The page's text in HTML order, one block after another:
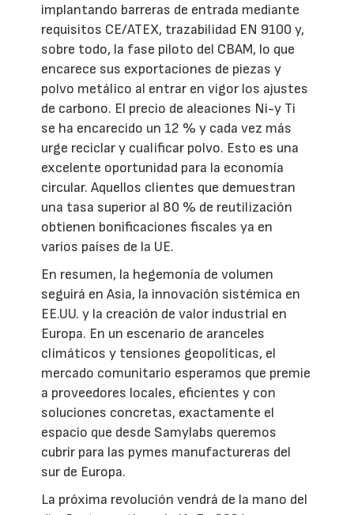
implantando barreras de entrada mediante
requisitos CE/ATEX, trazabilidad EN 9100 y,
sobre todo, la fase piloto del CBAM, lo que
encarece sus exportaciones de piezas y
polvo metálico al entrar en vigor los ajustes
de carbono. El precio de aleaciones Ni-y Ti
se ha encarecido un 12 % y cada vez más
urge reciclar y cualificar polvo. Esto es una
excelente oportunidad para la economía
circular. Aquellos clientes que demuestran
una tasa superior al 80 % de reutilización
obtienen bonificaciones fiscales ya en
varios países de la UE.
En resumen, la hegemonía de volumen
seguirá en Asia, la innovación sistémica en
EE.UU. y la creación de valor industrial en
Europa. En un escenario de aranceles
climáticos y tensiones geopolíticas, el
mercado comunitario esperamos que premie
a proveedores locales, eficientes y con
soluciones concretas, exactamente el
espacio que desde Samylabs queremos
cubrir para las pymes manufactureras del
sur de Europa.
La próxima revolución vendrá de la mano del